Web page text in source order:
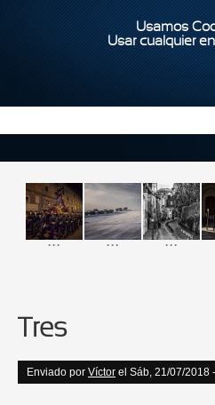
Usamos
Usar cualquier
... ... ...
Tres
Enviado por Víctor el Sáb, 21/07/2018